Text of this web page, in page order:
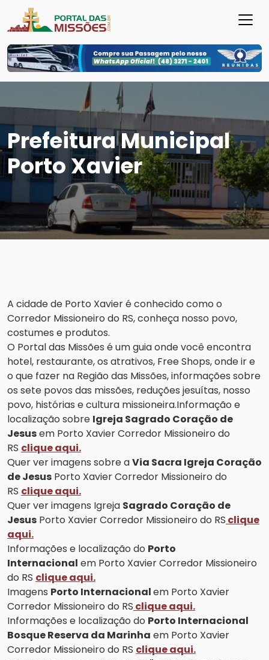
Prefeitura Municipal
Porto Xavier
A cidade de Porto Xavier é conhecido como o
Corredor Missioneiro do RS, conheça nosso povo,
costumes e produtos.
O Portal das Missões é um guia onde você encontra
hotel, restaurante, os atrativos, Free Shops, onde ir e
o que fazer na Região das Missões, informações sobre
os sete povos das missões, reduções jesuítas, nosso
povo, histórias e cultura missioneira.Informação e
localização sobre Igreja Sagrado Coração de
Jesusem Porto Xavier Corredor Missioneiro do
RS clique aqui.
Quer ver imagens sobre aVia Sacra Igreja Coração
de Jesus Porto Xavier Corredor Missioneiro do
RS clique aqui.
Quer ver imagens Igreja Sagrado Coração de
Jesus Porto Xavier Corredor Missioneiro do RS clique
aqui.
Informações e localização do Porto
Internacional em Porto Xavier Corredor Missioneiro
do RS clique aqui.
Imagens Porto Internacionalem Porto Xavier
Corredor Missioneiro do RS clique aqui.
Informações e localização do Porto Internacional
Bosque Reserva da Marinha em Porto Xavier
Corredor Missioneiro do RS clique aqui.